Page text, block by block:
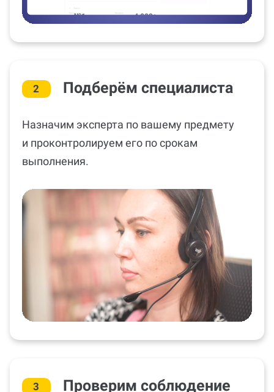
2 Подберём специалиста
Назначим эксперта по вашему предмету
и проконтролируем его по срокам
выполнения.
3
Проверим соблюдение